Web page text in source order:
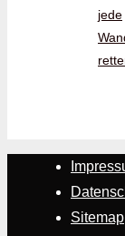
jede
Sitemap